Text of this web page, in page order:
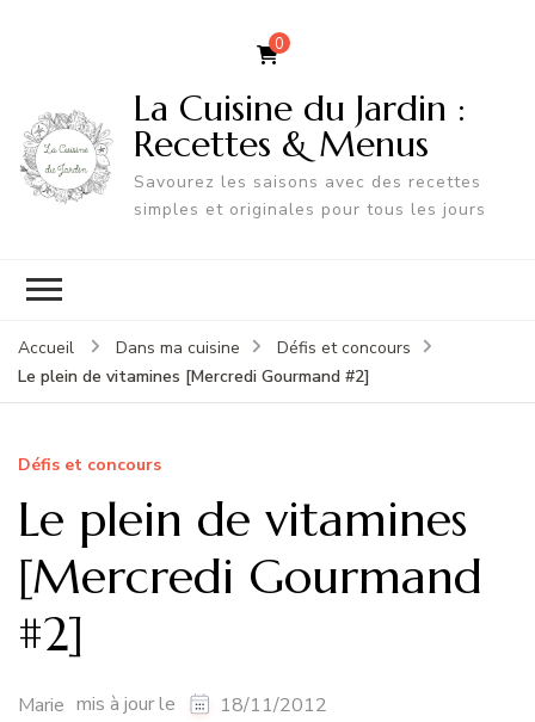
0
La Cuisine du Jardin :
Recettes & Menus
Savourez les saisons avec des recettes
simples et originales pour tous les jours
Accueil Dans ma cuisine
Défis et concours
Le plein de vitamines [Mercredi Gourmand #2]
Défis et concours
Le plein de vitamines
[Mercredi Gourmand
#2]
Marie mis à jour le 18/11/2012